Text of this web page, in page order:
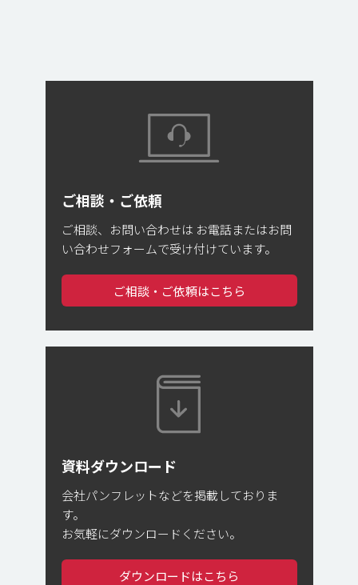
ご相談・ご依頼
ご相談、お問い合わせは お電話またはお問
い合わせフォームで受け付けています。
ご相談・ご依頼はこちら
資料ダウンロード
会社パンフレットなどを掲載しておりま
す。
お気軽にダウンロードください。
ダウンロードはこちら